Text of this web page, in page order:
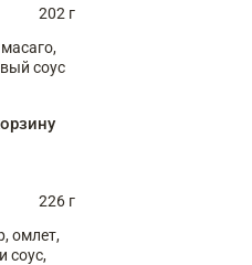
202 г
соус
226 г
омлет,
соус,